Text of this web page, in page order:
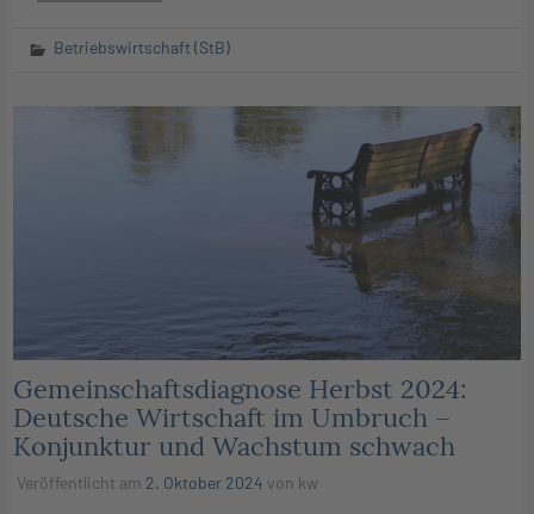
Betriebswirtschaft (StB)
Gemeinschaftsdiagnose Herbst 2024:
Deutsche Wirtschaft im Umbruch –
Konjunktur und Wachstum schwach
Veröffentlicht am 2. Oktober 2024 von kw